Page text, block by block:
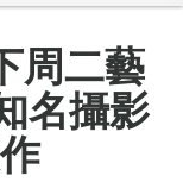
周二藝
名攝影